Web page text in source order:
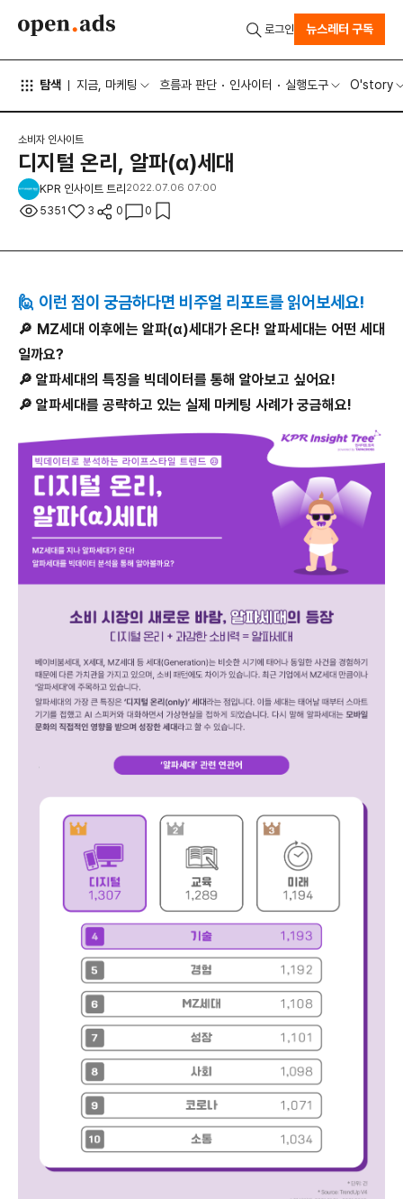
탐색 지금, 마케팅 흐름과 판단 인사이터 실행도구 O'story
로그인 뉴스레터 구독
소비자 인사이트
디지털 온리, 알파(α)세대
KPR 인사이트 트리 2022.07.06 07:00
5351 3 0 0
🙋 이런 점이 궁금하다면 비주얼 리포트를 읽어보세요!
🔎 MZ세대 이후에는 알파(α)세대가 온다! 알파세대는 어떤 세대
일까요?
🔎 알파세대의 특징을 빅데이터를 통해 알아보고 싶어요!
🔎 알파세대를 공략하고 있는 실제 마케팅 사례가 궁금해요!